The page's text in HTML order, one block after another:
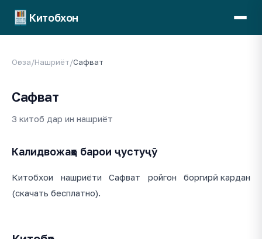
Китобхон
Оғоза/Нашриёт/Сафват
Сафват
3 китоб дар ин нашриёт
Калидвожаҳо барои ҷустуҷӯ
Китобхои нашриёти Сафват ройгон боргирӣ кардан
(скачать бесплатно).